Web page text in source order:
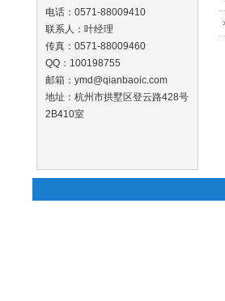
电话：0571-88009410
联系人：叶经理
传真：0571-88009460
QQ：100198755
邮箱：ymd@qianbaoic.com
地址：杭州市拱墅区登云路428号
2B410室